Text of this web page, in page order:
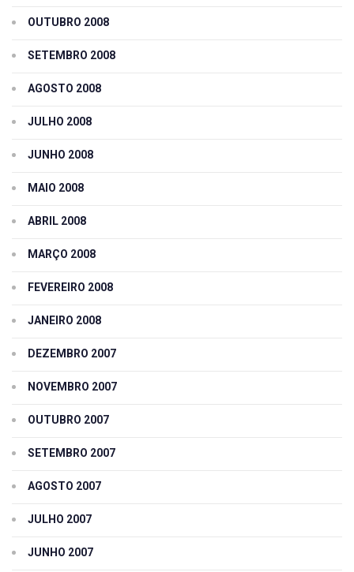
OUTUBRO 2008
SETEMBRO 2008
AGOSTO 2008
JULHO 2008
JUNHO 2008
MAIO 2008
ABRIL 2008
MARÇO 2008
FEVEREIRO 2008
JANEIRO 2008
DEZEMBRO 2007
NOVEMBRO 2007
OUTUBRO 2007
SETEMBRO 2007
AGOSTO 2007
JULHO 2007
JUNHO 2007